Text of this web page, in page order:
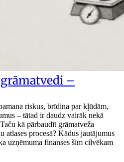
–
riskus, brīdina par kļūdām,
– tātad ir daudz vairāk nekā
kā pārbaudīt grāmatveža
atlases procesā? Kādus jautājumus
uzņēmuma finanses šim cilvēkam